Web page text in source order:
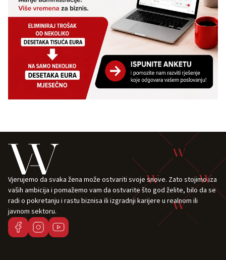
Vjerujemo da svaka žena može ostvariti svoje snove. Zato stojimo iza
vaših ambicija i pomažemo vam da ostvarite što god želite, bilo da se
radi o pokretanju i rastu biznisa ili izgradnji karijere u realnom ili
javnom sektoru.